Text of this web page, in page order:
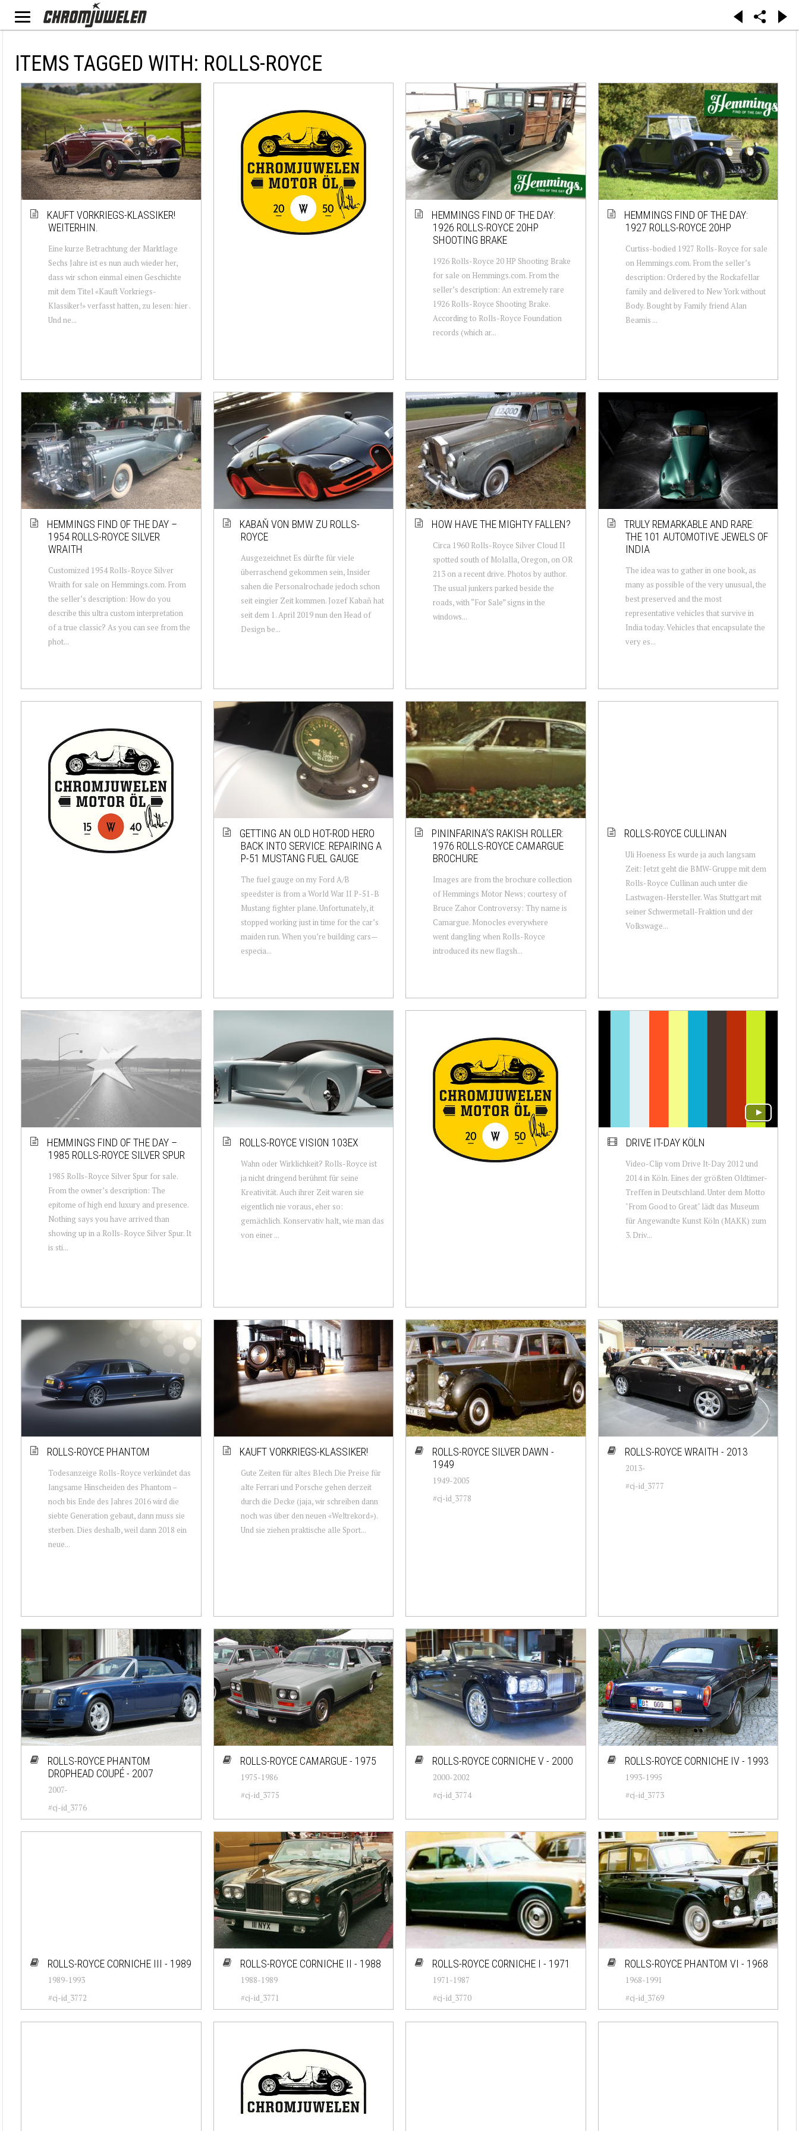
ITEMS TAGGED WITH: ROLLS-ROYCE
KAUFT VORKRIEGS-KLASSIKER!
WEITERHIN.
Eine kurze Betrachtung der Marktlage
Sechs Jahre ist es nun auch wieder her,
dass wir schon einmal einen Geschichte
mit dem Titel «Kauft Vorkriegs-
Klassiker!» verfasst hatten, zu lesen: hier .
Und ne...
HEMMINGS FIND OF THE DAY:
1926 ROLLS-ROYCE 20HP
SHOOTING BRAKE
1926 Rolls-Royce 20 HP Shooting Brake
for sale on Hemmings.com. From the
seller’s description: An extremely rare
1926 Rolls-Royce Shooting Brake.
According to Rolls-Royce Foundation
records (which ar...
HEMMINGS FIND OF THE DAY:
1927 ROLLS-ROYCE 20HP
Curtiss-bodied 1927 Rolls-Royce for sale
on Hemmings.com. From the seller’s
description: Ordered by the Rockafellar
family and delivered to New York without
Body. Bought by Family friend Alan
Beamis ...
HEMMINGS FIND OF THE DAY –
1954 ROLLS-ROYCE SILVER
WRAITH
Customized 1954 Rolls-Royce Silver
Wraith for sale on Hemmings.com. From
the seller’s description: How do you
describe this ultra custom interpretation
of a true classic? As you can see from the
phot...
KABAŇ VON BMW ZU ROLLS-
ROYCE
Ausgezeichnet Es dürfte für viele
überraschend gekommen sein, Insider
sahen die Personalrochade jedoch schon
seit eingier Zeit kommen. Jozef Kabaň hat
seit dem 1. April 2019 nun den Head of
Design be...
HOW HAVE THE MIGHTY FALLEN?
Circa 1960 Rolls-Royce Silver Cloud II
spotted south of Molalla, Oregon, on OR
213 on a recent drive. Photos by author.
The usual junkers parked beside the
roads, with “For Sale” signs in the
windows...
TRULY REMARKABLE AND RARE:
THE 101 AUTOMOTIVE JEWELS OF
INDIA
The idea was to gather in one book, as
many as possible of the very unusual, the
best preserved and the most
representative vehicles that survive in
India today. Vehicles that encapsulate the
very es...
GETTING AN OLD HOT-ROD HERO
BACK INTO SERVICE: REPAIRING A
P-51 MUSTANG FUEL GAUGE
The fuel gauge on my Ford A/B
speedster is from a World War II P-51-B
Mustang fighter plane. Unfortunately, it
stopped working just in time for the car’s
maiden run. When you’re building cars—
especia...
PININFARINA’S RAKISH ROLLER:
1976 ROLLS-ROYCE CAMARGUE
BROCHURE
Images are from the brochure collection
of Hemmings Motor News; courtesy of
Bruce Zahor Controversy: Thy name is
Camargue. Monocles everywhere
went dangling when Rolls-Royce
introduced its new flagsh...
ROLLS-ROYCE CULLINAN
Uli Hoeness Es wurde ja auch langsam
Zeit: Jetzt geht die BMW-Gruppe mit dem
Rolls-Royce Cullinan auch unter die
Lastwagen-Hersteller. Was Stuttgart mit
seiner Schwermetall-Fraktion und der
Volkswage...
HEMMINGS FIND OF THE DAY –
1985 ROLLS-ROYCE SILVER SPUR
1985 Rolls-Royce Silver Spur for sale.
From the owner’s description: The
epitome of high end luxury and presence.
Nothing says you have arrived than
showing up in a Rolls-Royce Silver Spur. It
is sti...
ROLLS-ROYCE VISION 103EX
Wahn oder Wirklichkeit? Rolls-Royce ist
ja nicht dringend berühmt für seine
Kreativität. Auch ihrer Zeit waren sie
eigentlich nie voraus, eher so:
gemächlich. Konservativ halt, wie man das
von einer ...
DRIVE IT-DAY KÖLN
Video-Clip vom Drive It-Day 2012 und
2014 in Köln. Eines der größten Oldtimer-
Treffen in Deutschland. Unter dem Motto
"From Good to Great" lädt das Museum
für Angewandte Kunst Köln (MAKK) zum
3. Driv...
ROLLS-ROYCE PHANTOM
Todesanzeige Rolls-Royce verkündet das
langsame Hinscheiden des Phantom –
noch bis Ende des Jahres 2016 wird die
siebte Generation gebaut, dann muss sie
sterben. Dies deshalb, weil dann 2018 ein
neue...
KAUFT VORKRIEGS-KLASSIKER!
Gute Zeiten für altes Blech Die Preise für
alte Ferrari und Porsche gehen derzeit
durch die Decke (jaja, wir schreiben dann
noch was über den neuen «Weltrekord»).
Und sie ziehen praktische alle Sport...
ROLLS-ROYCE SILVER DAWN -
1949
1949-2005
#cj-id_3778
ROLLS-ROYCE WRAITH - 2013
2013-
#cj-id_3777
ROLLS-ROYCE PHANTOM
DROPHEAD COUPÉ - 2007
2007-
#cj-id_3776
ROLLS-ROYCE CAMARGUE - 1975
1975-1986
#cj-id_3775
ROLLS-ROYCE CORNICHE V - 2000
2000-2002
#cj-id_3774
ROLLS-ROYCE CORNICHE IV - 1993
1993-1995
#cj-id_3773
ROLLS-ROYCE CORNICHE III - 1989
1989-1993
#cj-id_3772
ROLLS-ROYCE CORNICHE II - 1988
1988-1989
#cj-id_3771
ROLLS-ROYCE CORNICHE I - 1971
1971-1987
#cj-id_3770
ROLLS-ROYCE PHANTOM VI - 1968
1968-1991
#cj-id_3769